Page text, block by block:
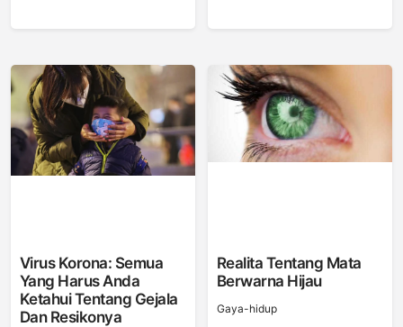
Virus Korona: Semua
Yang Harus Anda
Ketahui Tentang Gejala
Dan Resikonya
Realita Tentang Mata
Berwarna Hijau
Gaya-hidup